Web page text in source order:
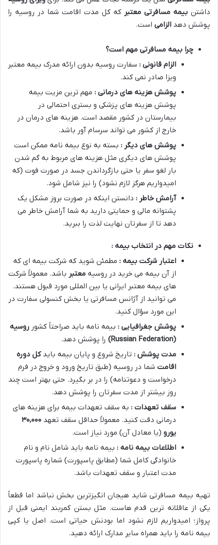
داشتن بیمه مسافرتی معتبر که کل مدت اقامت شما در روسیه را
پوشش دهد الزامی است.
چرا بیمه مسافرتی مهم است؟
الزام قانونی : سفارت روسیه بدون ارائه مدرک بیمه معتبر
ویزا صادر نمی کند.
پوشش هزینه های درمانی : مهم ترین مزیت بیمه
پوشش هزینه های پزشکی و بستری احتمالی در
بیمارستان در کشور مقصد است. هزینه های درمان در
خارج از کشور می تواند سرسام آور باشد.
پوشش های دیگر : بسته به نوع بیمه نامه ممکن است
پوشش های دیگری مثل هزینه های مربوط به گم شدن
بار لغو سفر یا حتی بازگرداندن جسد در صورت فوت (که
امیدواریم هرگز لازم نشود) را نیز شامل شود.
آرامش خاطر : دانستن اینکه در صورت بروز مشکل یک
پشتوانه مالی و حمایتی دارید به شما آرامش خاطر می
دهد تا از سفرتان نهایت لذت را ببرید.
نکات مهم در انتخاب بیمه :
اعتبار شرکت بیمه : مطمئن شوید که شرکت بیمه ای که
از آن بیمه می خرید در روسیه معتبر باشد. معمولاً شرکت
های بیمه معتبر ایرانی یا بین المللی مورد قبول هستند.
می توانید از آژانس مسافرتی یا بخش کنسولی سفارت در
این مورد سؤال کنید.
پوشش جغرافیایی : بیمه نامه باید صراحتاً کشور روسیه
(Russian Federation)
را پوشش دهد.
مدت پوشش : تاریخ شروع و پایان بیمه بایدکل دوره
اقامت شما در روسیه (طبق تاریخ ورود و خروج در فرم
درخواست و دعوتنامه) را در بر بگیرد. حتی بهتر است چند
روز بیشتر از مدت سفرتان را پوشش دهد.
سقف تعهدات : به سقف تعهدات بیمه برای هزینه های
درمانی دقت کنید. معمولاً حداقل سقف تعهد
۳۰,۰۰۰
یورو (یا معادل آن) مورد نیاز است.
اطلاعات بیمه نامه : بیمه نامه باید شامل نام و نام
خانوادگی کامل شما (مطابق پاسپورت) شماره پاسپورت
مدت اعتبار و سقف تعهدات باشد.
تهیه بیمه مسافرتی شاید هیجان انگیزترین بخش نباشد اما قطعاً
یکی از عاقلانه ترین قدم هاست. مثل بستن کمربند ایمنی قبل از
پرواز؛ امیدواریم لازم نشود اما بودنش حیاتی است. اصل یا کپی
بیمه نامه را باید همراه سایر مدارک ارائه دهید.